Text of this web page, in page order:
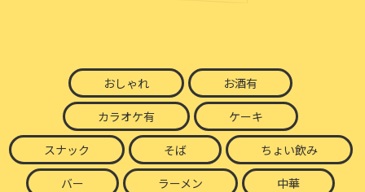
おしゃれ お酒有
カラオケ有 ケーキ
スナック そば ちょい飲み
バー ラーメン 中華